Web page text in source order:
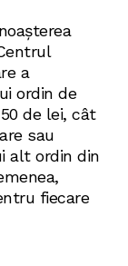
a
ordin de
de lei, cât
sau
alt ordin din
fiecare